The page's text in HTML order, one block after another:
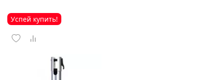
Успей купить!